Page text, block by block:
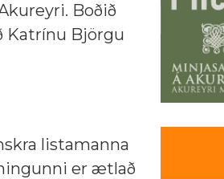
Boðið
Katrínu Björgu
listamanna
er ætlað